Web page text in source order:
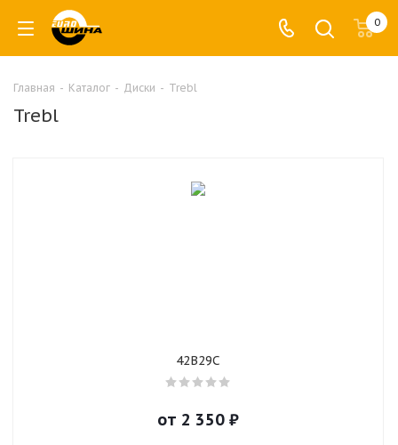
0
Главная - Каталог - Диски - Trebl
Trebl
42B29C
от 2 350 ₽